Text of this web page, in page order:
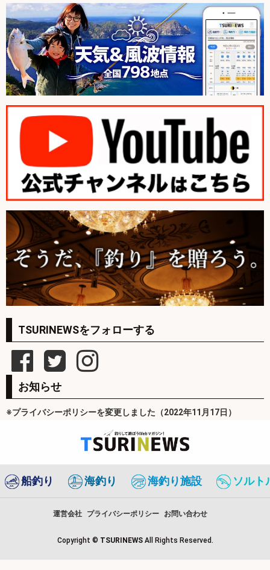
TSURINEWSをフォローする
お知らせ
※プライバシーポリシーを変更しました（2022年11月17日）
船釣り 海釣り 海釣り施設 ソルト
運営会社 プライバシーポリシー お問い合わせ
Copyright © TSURINEWS All Rights Reserved.